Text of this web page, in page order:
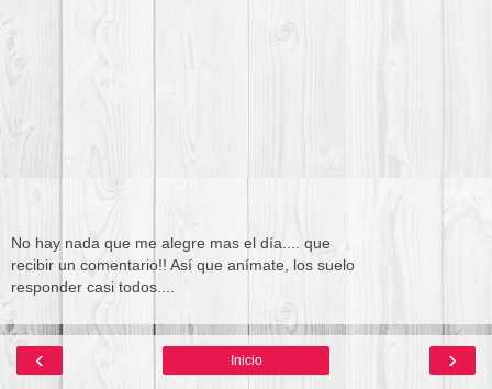
No hay nada que me alegre mas el día.... que
recibir un comentario!! Así que anímate, los suelo
responder casi todos....
‹ ›
Inicio